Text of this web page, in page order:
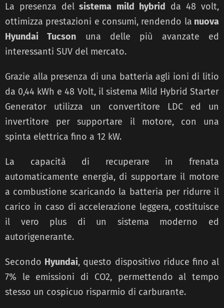
La presenza del sistema mild hybrid da 48 volt,
ottimizza prestazioni e consumi, rendendo la nuova
Hyundai Tucson una delle più avanzate ed
interessanti SUV del mercato.
Grazie alla presenza di una batteria agli ioni di litio
da 0,44 kWh e 48 Volt, il sistema Mild Hybrid Starter
Generator utilizza un convertitore LDC ed un
invertitore per supportare il motore, con una
spinta elettrica fino a 12 kW.
La capacità di recuperare in frenata
automaticamente energia, di supportare il motore
a combustione scaricando la batteria per ridurre il
carico in caso di accelerazione leggera, costituisce
il vero plus di un sistema moderno ed
autorigenerante.
Secondo Hyundai, questo dispositivo riduce fino al
7% le emissioni di CO2, permettendo al tempo
stesso un cospicuo risparmio di carburante.